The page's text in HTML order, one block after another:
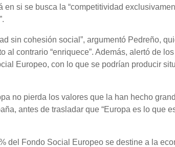
en si se busca la “competitividad
sin cohesión social”, argumentó Pedreño,
al contrario “enriquece”. Además, alertó de
Europeo, con lo que se podrían producir
no pierda los valores que la han hecho
antes de trasladar que “Europa es lo que
del Fondo Social Europeo se destine a la